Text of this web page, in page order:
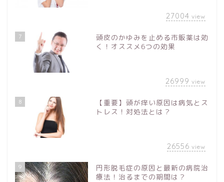
27004 view
7
頭皮のかゆみを止める市販薬は効
く！オススメ6つの効果
26999 view
8
【重要】頭が痒い原因は病気とス
トレス！対処法とは？
26556 view
9
円形脱毛症の原因と最新の病院治
療法！治るまでの期間は？